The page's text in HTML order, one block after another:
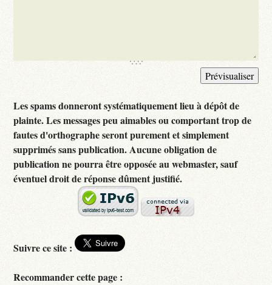
Les spams donneront systématiquement lieu à dépôt de
plainte. Les messages peu aimables ou comportant trop de
fautes d'orthographe seront purement et simplement
supprimés sans publication. Aucune obligation de
publication ne pourra être opposée au webmaster, sauf
éventuel droit de réponse dûment justifié.
Suivre ce site :
Recommander cette page :